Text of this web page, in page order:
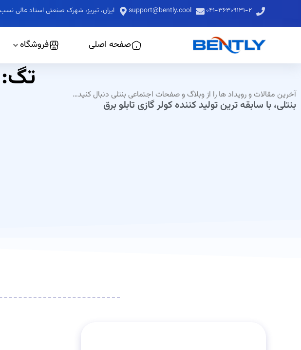
۰۴۱-۳۶۳۰۹۱۳۱-۲ support@bently.cool ایران، تبریز، شهرک صنعتی استاد عالی
صفحه اصلی فروشگاه
تگ: آخرین مقالات و رویداد ها را از وبلاگ و صفحات اجتماعی بنتلی دنبال کنید…
بنتلی، با سابقه ترین تولید کننده کولر گازی تابلو برق